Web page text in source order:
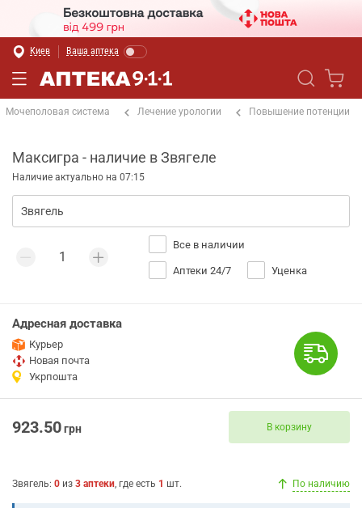
Киев Ваша аптека
Мочеполовая система Лечение урологии Повышение потенции
Максигра - наличие в Звягеле
Наличие актуально на 07:15
Все в наличии
Аптеки 24/7 Уценка
Адресная доставка
Курьер
Новая почта
Укрпошта
923.50грн В корзину
Звягель: 0 из 3 аптеки, где есть 1 шт. По наличию